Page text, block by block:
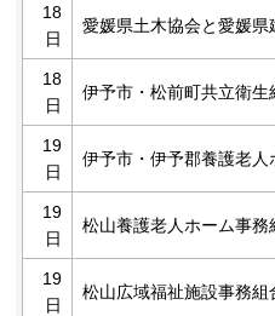
18
日
愛媛県土木協会と愛媛県
18
日
伊予市・松前町共立衛生
19
日
伊予市・伊予郡養護老
19
日
松山養護老人ホーム事務
19
日
松山広域福祉施設事務組